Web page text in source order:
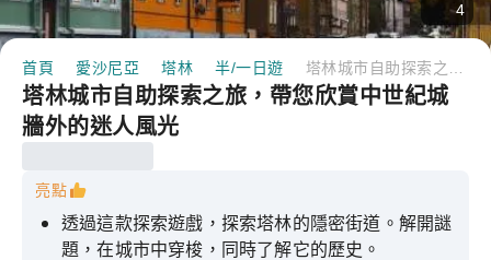
4
首頁 愛沙尼亞 塔林 半/一日遊
塔林城市自助探索之旅，帶您欣賞中世紀城
牆外的迷人風光
亮點
透過這款探索遊戲，探索塔林的隱密街道。解開謎
題，在城市中穿梭，同時了解它的歷史。